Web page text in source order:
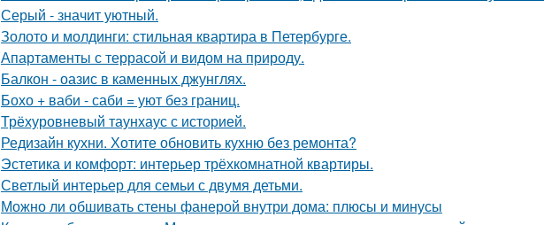
Серый - значит уютный.
Золото и молдинги: стильная квартира в Петербурге.
Апартаменты с террасой и видом на природу.
Балкон - оазис в каменных джунглях.
Бохо + ваби - саби = уют без границ.
Трёхуровневый таунхаус с историей.
Редизайн кухни. Хотите обновить кухню без ремонта?
Эстетика и комфорт: интерьер трёхкомнатной квартиры.
Светлый интерьер для семьи с двумя детьми.
Можно ли обшивать стены фанерой внутри дома: плюсы и минусы